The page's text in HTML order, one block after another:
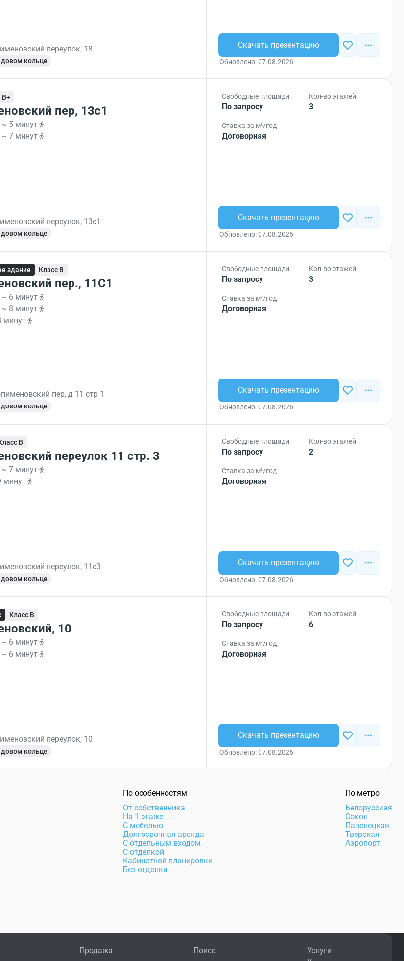
переулок, 18
кольце
Скачать презентацию
Обновлено: 07.08.2026
B+
пер, 13с1
~ 5 минут
~ 7 минут
переулок, 13с1
кольце
Свободные площади
По запросу
Кол-во этажей
3
Ставка за м²/год
Договорная
Скачать презентацию
Обновлено: 07.08.2026
здание Класс B
пер., 11С1
~ 6 минут
~ 8 минут
минут
пер, д 11 стр 1
кольце
Свободные площади
По запросу
Кол-во этажей
3
Ставка за м²/год
Договорная
Скачать презентацию
Обновлено: 07.08.2026
B
переулок 11 стр. 3
~ 7 минут
минут
переулок, 11с3
кольце
Свободные площади
По запросу
Кол-во этажей
2
Ставка за м²/год
Договорная
Скачать презентацию
Обновлено: 07.08.2026
Класс B
10
~ 6 минут
~ 6 минут
переулок, 10
кольце
Свободные площади
По запросу
Кол-во этажей
6
Ставка за м²/год
Договорная
Скачать презентацию
Обновлено: 07.08.2026
По особенностям
От собственника
На 1 этаже
С мебелью
Долгосрочная аренда
С отдельным входом
С отделкой
Кабинетной планировки
Без отделки
По метро
Белорусская
Сокол
Павелецкая
Тверская
Аэропорт
Продажа Поиск
Услуги